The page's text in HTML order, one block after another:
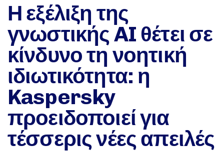
Η εξέλιξη της
γνωστικής AI θέτει σε
κίνδυνο τη νοητική
ιδιωτικότητα: η
Kaspersky
προειδοποιεί για
τέσσερις νέες απειλές